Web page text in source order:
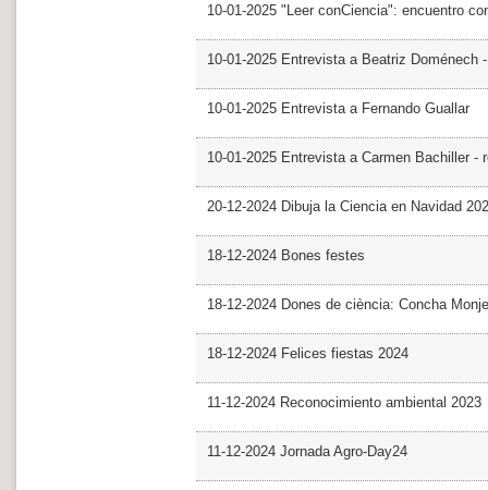
10-01-2025 "Leer conCiencia": encuentro
10-01-2025 Entrevista a Beatriz Doménech
10-01-2025 Entrevista a Fernando Guallar
10-01-2025 Entrevista a Carmen Bachiller -
20-12-2024 Dibuja la Ciencia en Navidad
18-12-2024 Bones festes
18-12-2024 Dones de ciència: Concha Monje
18-12-2024 Felices fiestas 2024
11-12-2024 Reconocimiento ambiental 2023
11-12-2024 Jornada Agro-Day24